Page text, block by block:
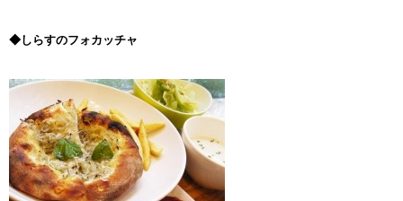
◆しらすのフォカッチャ